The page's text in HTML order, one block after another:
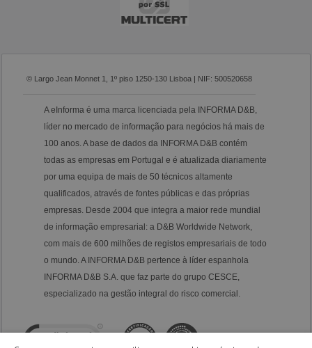
© Largo Jean Monnet 1, 1º piso 1250-130 Lisboa | NIF: 500520658
A eInforma é uma marca licenciada pela INFORMA D&B,
líder no mercado de informação para negócios há mais de
100 anos. A base de dados da INFORMA D&B contém
todas as empresas em Portugal e é atualizada diariamente
por uma equipa de mais de 50 técnicos altamente
qualificados, através de fontes públicas e das próprias
empresas. Desde 2004 que integra a maior rede mundial
de informação empresarial: a D&B Worldwide Network,
com mais de 600 milhões de registos empresariais de todo
o mundo. A INFORMA D&B pertence à líder espanhola
INFORMA D&B S.A. que faz parte do grupo CESCE,
especializado na gestão integral do risco comercial.